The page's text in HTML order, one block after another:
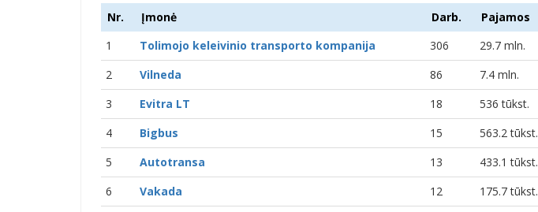
Nr. Įmonė Darb. Pajamos
1
Tolimojo keleivinio transporto kompanija 306 29.7 mln.
2
Vilneda 86 7.4 mln.
3
Evitra LT 18 536 tūkst.
4
Bigbus 15 563.2 tūkst.
5
Autotransa 13 433.1 tūkst.
6
Vakada 12 175.7 tūkst.